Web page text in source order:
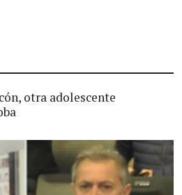
otra adolescente